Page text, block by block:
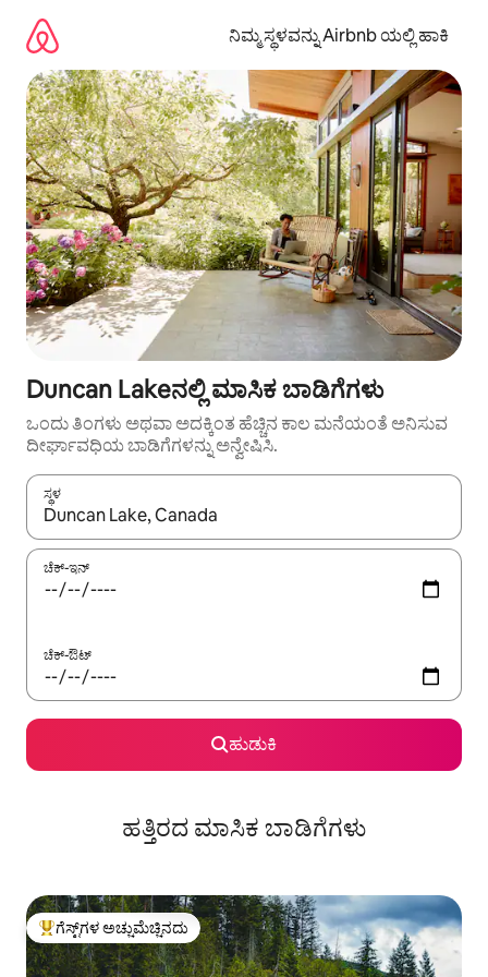
ಹೋಗಿ
ನಿಮ್ಮ ಸ್ಥಳವನ್ನು Airbnb ಯಲ್ಲಿ ಹಾಕಿ
Duncan Lakeನಲ್ಲಿ ಮಾಸಿಕ ಬಾಡಿಗೆಗಳು
ಒಂದು ತಿಂಗಳು ಅಥವಾ ಅದಕ್ಕಿಂತ ಹೆಚ್ಚಿನ ಕಾಲ ಮನೆಯಂತೆ ಅನಿಸುವ
ದೀರ್ಘಾವಧಿಯ ಬಾಡಿಗೆಗಳನ್ನು ಅನ್ವೇಷಿಸಿ.
ಸ್ಥಳ
ಫಲಿತಾಂಶಗಳು ಲಭ್ಯವಿರುವಾಗ, ಅಪ್ ಮತ್ತು ಡೌನ್ ಬಾಣದ ಕೀಲಿಗಳೊಂದಿಗೆ
ಚೆಕ್-ಇನ್
ಚೆಕ್-ಔಟ್
ಹುಡುಕಿ
ಹತ್ತಿರದ ಮಾಸಿಕ ಬಾಡಿಗೆಗಳು
ಗೆಸ್ಟ್‌ಗಳಿಗೆ ಅತಿ ಹೆಚ್ಚು ಅಚ್ಚುಮೆಚ್ಚಿನದು
ಗೆಸ್ಟ್‌ಗಳ ಅಚ್ಚುಮೆಚ್ಚಿನದು